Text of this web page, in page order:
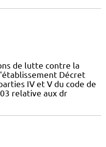
de lutte contre la
Décret
IV et V du code de
relative aux dr